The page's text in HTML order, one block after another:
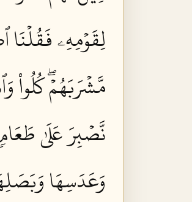
لِقَوۡمِهِۦ
مَّشۡرَبَهُمۡۖ كُلُواْ
نَّصۡبِرَ عَلَىٰ
وَعَدَسِهَا